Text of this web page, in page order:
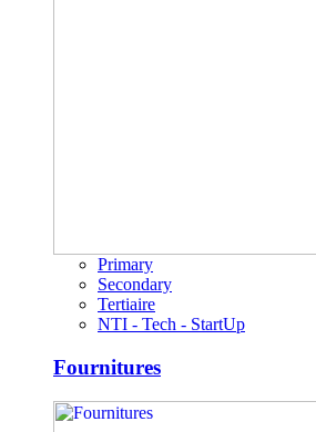
Primary
Secondary
Tertiaire
NTI - Tech - StartUp
Fournitures